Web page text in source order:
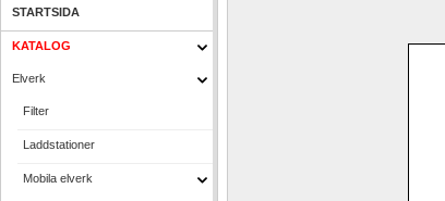
STARTSIDA
KATALOG
Elverk
Filter
Laddstationer
Mobila elverk